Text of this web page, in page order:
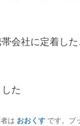
会社に定着し
た
は おおくすです。ブ